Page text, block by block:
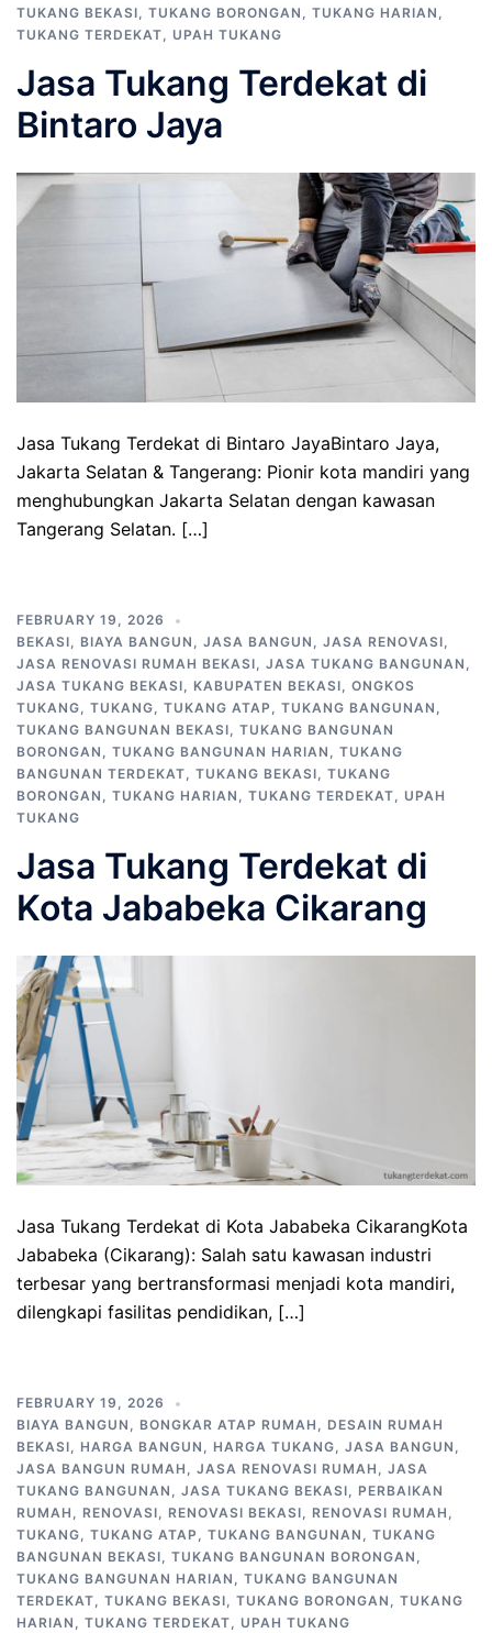
TUKANG BEKASI, TUKANG BORONGAN , TUKANG HARIAN ,
TUKANG TERDEKAT, UPAH TUKANG
Jasa Tukang Terdekat di
Bintaro Jaya
Jasa Tukang Terdekat di Bintaro JayaBintaro Jaya,
Jakarta Selatan & Tangerang: Pionir kota mandiri yang
menghubungkan Jakarta Selatan dengan kawasan
Tangerang Selatan. […]
FEBRUARY 19, 2026
BEKASI, BIAYA BANGUN , JASA BANGUN , JASA RENOVASI,
JASA RENOVASI RUMAH BEKASI, JASA TUKANG BANGUNAN ,
JASA TUKANG BEKASI, KABUPATEN BEKASI, ONGKOS
TUKANG, TUKANG, TUKANG ATAP , TUKANG BANGUNAN ,
TUKANG BANGUNAN BEKASI, TUKANG BANGUNAN
BORONGAN , TUKANG BANGUNAN HARIAN , TUKANG
BANGUNAN TERDEKAT, TUKANG BEKASI, TUKANG
BORONGAN , TUKANG HARIAN , TUKANG TERDEKAT, UPAH
TUKANG
Jasa Tukang Terdekat di
Kota Jababeka Cikarang
Jasa Tukang Terdekat di Kota Jababeka CikarangKota
Jababeka (Cikarang): Salah satu kawasan industri
terbesar yang bertransformasi menjadi kota mandiri,
dilengkapi fasilitas pendidikan, […]
FEBRUARY 19, 2026
BIAYA BANGUN , BONGKAR ATAP RUMAH , DESAIN RUMAH
BEKASI, HARGA BANGUN , HARGA TUKANG, JASA BANGUN ,
JASA BANGUN RUMAH , JASA RENOVASI RUMAH , JASA
TUKANG BANGUNAN , JASA TUKANG BEKASI, PERBAIKAN
RUMAH , RENOVASI, RENOVASI BEKASI, RENOVASI RUMAH ,
TUKANG, TUKANG ATAP , TUKANG BANGUNAN , TUKANG
BANGUNAN BEKASI, TUKANG BANGUNAN BORONGAN ,
TUKANG BANGUNAN HARIAN , TUKANG BANGUNAN
TERDEKAT, TUKANG BEKASI, TUKANG BORONGAN , TUKANG
HARIAN , TUKANG TERDEKAT, UPAH TUKANG